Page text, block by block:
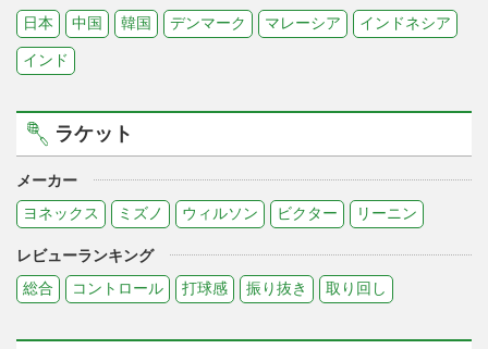
日本
中国 韓国 デンマーク マレーシア インドネシア
インド
ラケット
メーカー
ヨネックス
ミズノ ウィルソン ビクター リーニン
レビューランキング
総合
コントロール 打球感 振り抜き 取り回し